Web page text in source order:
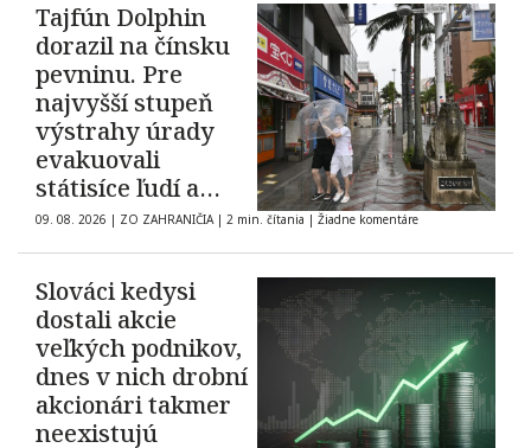
Tajfún Dolphin
dorazil na čínsku
pevninu. Pre
najvyšší stupeň
výstrahy úrady
evakuovali
státisíce ľudí a
zrušili tisícky letov
09. 08. 2026 | ZO ZAHRANIČIA | 2 min. čítania | Žiadne komentáre
Slováci kedysi
dostali akcie
veľkých podnikov,
dnes v nich drobní
akcionári takmer
neexistujú